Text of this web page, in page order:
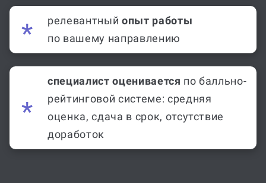
релевантный опыт работы
по вашему направлению
специалист оценивается по балльно-
рейтинговой системе: средняя
оценка, сдача в срок, отсутствие
доработок